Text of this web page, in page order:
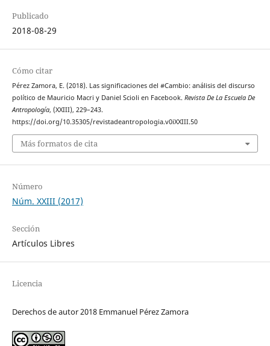
Publicado
2018-08-29
Cómo citar
Pérez Zamora, E. (2018). Las significaciones del #Cambio: análisis del discurso
político de Mauricio Macri y Daniel Scioli en Facebook. Revista De La Escuela De
Antropología, (XXIII), 229–243.
https://doi.org/10.35305/revistadeantropologia.v0iXXIII.50
Más formatos de cita
Número
Núm. XXIII (2017)
Sección
Artículos Libres
Licencia
Derechos de autor 2018 Emmanuel Pérez Zamora